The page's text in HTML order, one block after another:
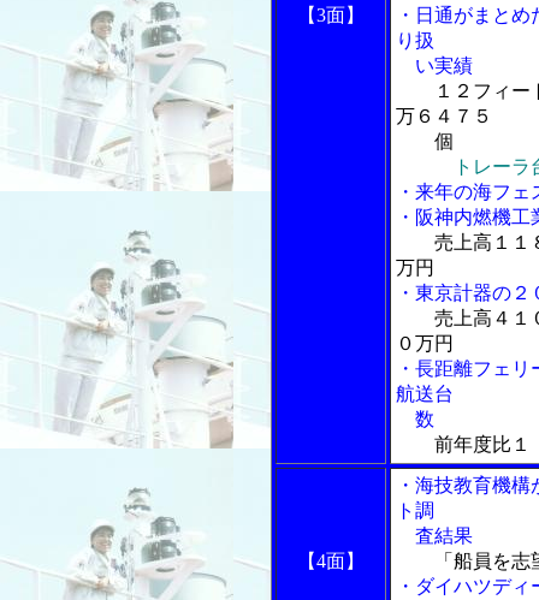
【3面】
・日通がまと
り扱
い実績
１２フィ
万６４７５
個
トレー
・来年の海フ
・阪神内燃機
売上高１１
万円
・東京計器の
売上高４１
０万円
・長距離フェ
航送台
数
前年度比１
【4面】
・海技教育機
ト調
査結果
「船員を
・ダイハツデ